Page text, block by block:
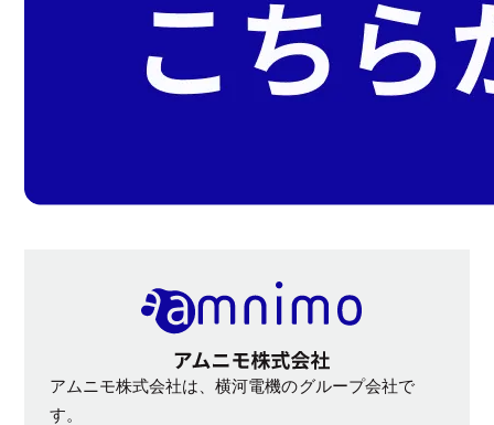
アムニモ株式会社は、横河電機のグループ会社で
す。